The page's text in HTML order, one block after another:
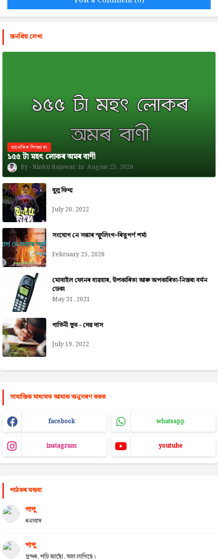
জনপ্রিয় লেখা
চানেকিৰ শিশুচ'ৰা
১৫৫ টা মহৎ লোকৰ অমৰ বাণী
Rinku Rajowar August 23, 2020
বুলু ফিল্ম
July 20, 2022
সংযোগ নে সত্তাৰ স্ফুলিংগ~ৰিতুপৰ্ণ শৰ্মা
February 25, 2026
মোবাইল ফোনৰ ব্যৱহাৰ, উপকাৰিতা আৰু অপকাৰিতা-নিজৰা বৰ্মন
ডেকা
May 31, 2021
গাভিনী ভূত - দেৱ দাস
July 19, 2022
সামাজিক মাধ্যমত আমাক অনুসৰণ কৰক
facebook whatsapp
instagram youtube
পাঠকৰ মন্তব্য
পাপু
ধন্যবাদ
পাপু
সুন্দৰ, পঢ়ি আছোঁ, ভাল লাগিছে।